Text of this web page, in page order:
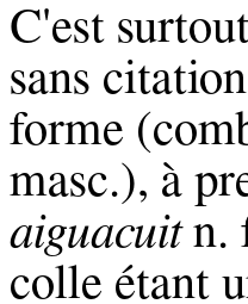
C'est
sans
forme
masc.), à
aiguacuitn.
colle étant